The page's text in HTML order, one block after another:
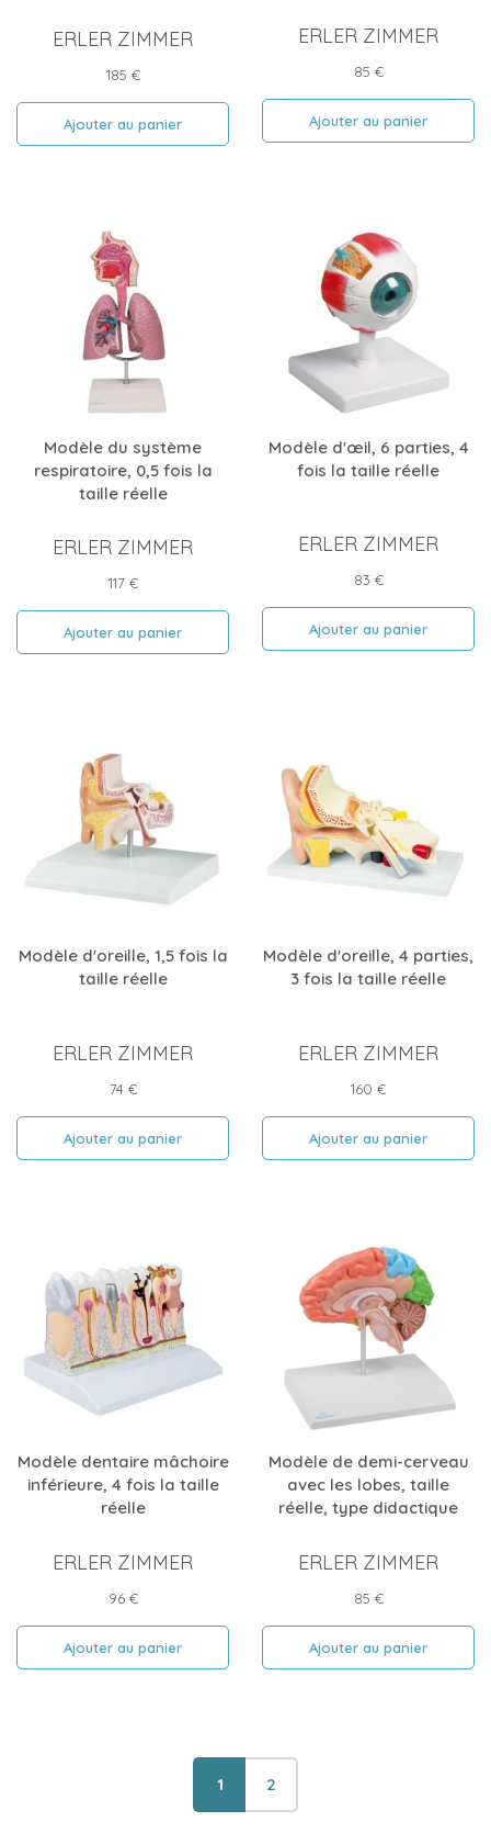
ERLER ZIMMER
Prix
185 €
Ajouter au panier
ERLER ZIMMER
Prix
85 €
Ajouter au panier
Modèle du système
respiratoire, 0,5 fois la
taille réelle
ERLER ZIMMER
Prix
117 €
Ajouter au panier
Modèle d'œil, 6 parties, 4
fois la taille réelle
ERLER ZIMMER
Prix
83 €
Ajouter au panier
Modèle d'oreille, 1,5 fois la
taille réelle
ERLER ZIMMER
Prix
74 €
Ajouter au panier
Modèle d'oreille, 4 parties,
3 fois la taille réelle
ERLER ZIMMER
Prix
160 €
Ajouter au panier
Modèle dentaire mâchoire
inférieure, 4 fois la taille
réelle
ERLER ZIMMER
Prix
96 €
Ajouter au panier
Modèle de demi-cerveau
avec les lobes, taille
réelle, type didactique
ERLER ZIMMER
Prix
85 €
Ajouter au panier
1 2